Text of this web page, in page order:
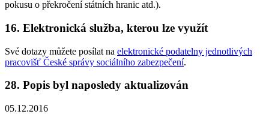
pokusu o překročení státních hranic atd.).
16. Elektronická služba, kterou lze využít
Své dotazy můžete posílat na elektronické podatelny jednotlivých
pracovišť České správy sociálního zabezpečení.
28. Popis byl naposledy aktualizován
05.12.2016